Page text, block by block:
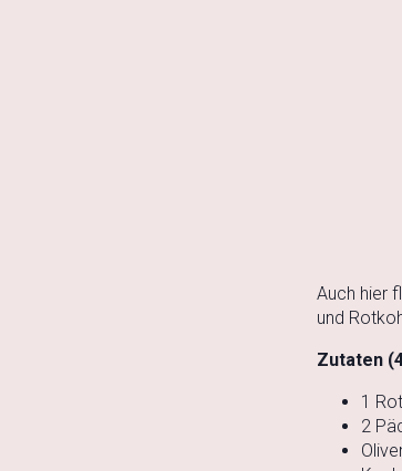
Auch hier
und
Zutaten
1
2